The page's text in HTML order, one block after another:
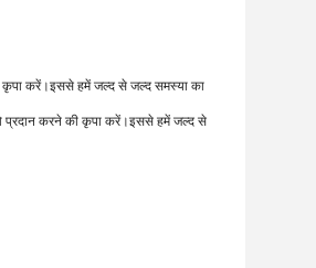
कृपा करें।इससे हमें जल्द से जल्द समस्या का
प्रदान करने की कृपा करें।इससे हमें जल्द से